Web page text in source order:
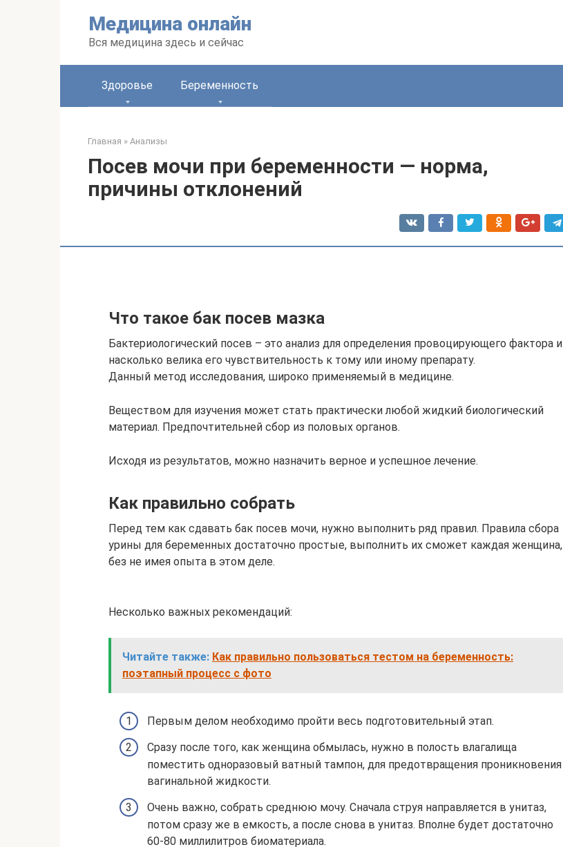
Медицина онлайн
Вся медицина здесь и сейчас
Здоровье Беременность
Главная » Анализы
Посев мочи при беременности — норма,
причины отклонений
Что такое бак посев мазка
Бактериологический посев – это анализ для определения провоцирующего фактора и
насколько велика его чувствительность к тому или иному препарату.
Данный метод исследования, широко применяемый в медицине.
Веществом для изучения может стать практически любой жидкий биологический
материал. Предпочтительней сбор из половых органов.
Исходя из результатов, можно назначить верное и успешное лечение.
Как правильно собрать
Перед тем как сдавать бак посев мочи, нужно выполнить ряд правил. Правила сбора
урины для беременных достаточно простые, выполнить их сможет каждая женщина,
без не имея опыта в этом деле.
Несколько важных рекомендаций:
Читайте также: Как правильно пользоваться тестом на беременность:
поэтапный процесс с фото
Первым делом необходимо пройти весь подготовительный этап.
Сразу после того, как женщина обмылась, нужно в полость влагалища
поместить одноразовый ватный тампон, для предотвращения проникновения
вагинальной жидкости.
Очень важно, собрать среднюю мочу. Сначала струя направляется в унитаз,
потом сразу же в емкость, а после снова в унитаз. Вполне будет достаточно
60-80 миллилитров биоматериала.